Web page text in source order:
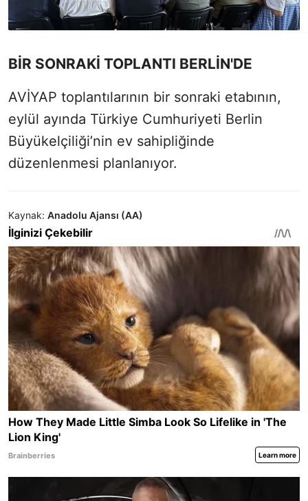
BİR SONRAKİ TOPLANTI BERLİN'DE
AVİYAP toplantılarının bir sonraki etabının,
eylül ayında Türkiye Cumhuriyeti Berlin
Büyükelçiliği’nin ev sahipliğinde
düzenlenmesi planlanıyor.
Kaynak: Anadolu Ajansı (AA)